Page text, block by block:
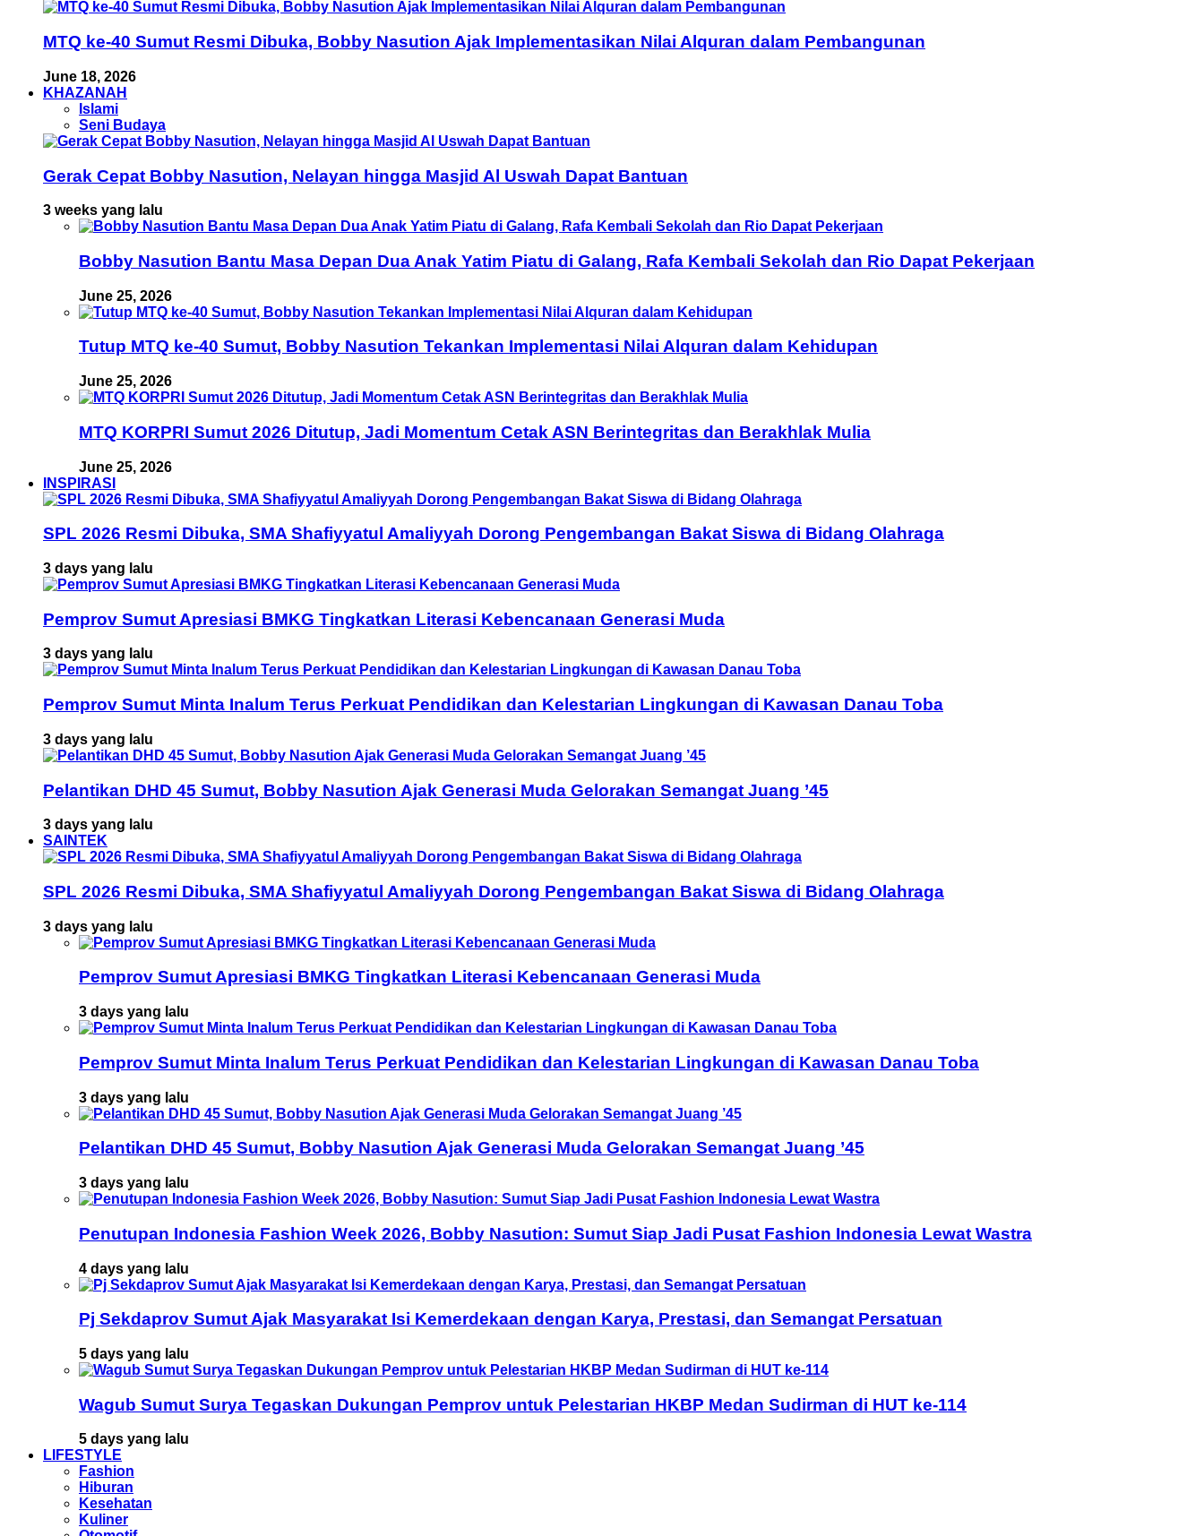
MTQ ke-40 Sumut Resmi Dibuka, Bobby Nasution Ajak Implementasikan Nilai Alquran dalam Pembangunan
June 18, 2026
KHAZANAH
Islami
Seni Budaya
Gerak Cepat Bobby Nasution, Nelayan hingga Masjid Al Uswah Dapat Bantuan
3 weeks yang lalu
Bobby Nasution Bantu Masa Depan Dua Anak Yatim Piatu di Galang, Rafa Kembali Sekolah dan Rio Dapat Pekerjaan
June 25, 2026
Tutup MTQ ke-40 Sumut, Bobby Nasution Tekankan Implementasi Nilai Alquran dalam Kehidupan
June 25, 2026
MTQ KORPRI Sumut 2026 Ditutup, Jadi Momentum Cetak ASN Berintegritas dan Berakhlak Mulia
June 25, 2026
INSPIRASI
SPL 2026 Resmi Dibuka, SMA Shafiyyatul Amaliyyah Dorong Pengembangan Bakat Siswa di Bidang Olahraga
3 days yang lalu
Pemprov Sumut Apresiasi BMKG Tingkatkan Literasi Kebencanaan Generasi Muda
3 days yang lalu
Pemprov Sumut Minta Inalum Terus Perkuat Pendidikan dan Kelestarian Lingkungan di Kawasan Danau Toba
3 days yang lalu
Pelantikan DHD 45 Sumut, Bobby Nasution Ajak Generasi Muda Gelorakan Semangat Juang ’45
3 days yang lalu
SAINTEK
SPL 2026 Resmi Dibuka, SMA Shafiyyatul Amaliyyah Dorong Pengembangan Bakat Siswa di Bidang Olahraga
3 days yang lalu
Pemprov Sumut Apresiasi BMKG Tingkatkan Literasi Kebencanaan Generasi Muda
3 days yang lalu
Pemprov Sumut Minta Inalum Terus Perkuat Pendidikan dan Kelestarian Lingkungan di Kawasan Danau Toba
3 days yang lalu
Pelantikan DHD 45 Sumut, Bobby Nasution Ajak Generasi Muda Gelorakan Semangat Juang ’45
3 days yang lalu
Penutupan Indonesia Fashion Week 2026, Bobby Nasution: Sumut Siap Jadi Pusat Fashion Indonesia Lewat Wastra
4 days yang lalu
Pj Sekdaprov Sumut Ajak Masyarakat Isi Kemerdekaan dengan Karya, Prestasi, dan Semangat Persatuan
5 days yang lalu
Wagub Sumut Surya Tegaskan Dukungan Pemprov untuk Pelestarian HKBP Medan Sudirman di HUT ke-114
5 days yang lalu
LIFESTYLE
Fashion
Hiburan
Kesehatan
Kuliner